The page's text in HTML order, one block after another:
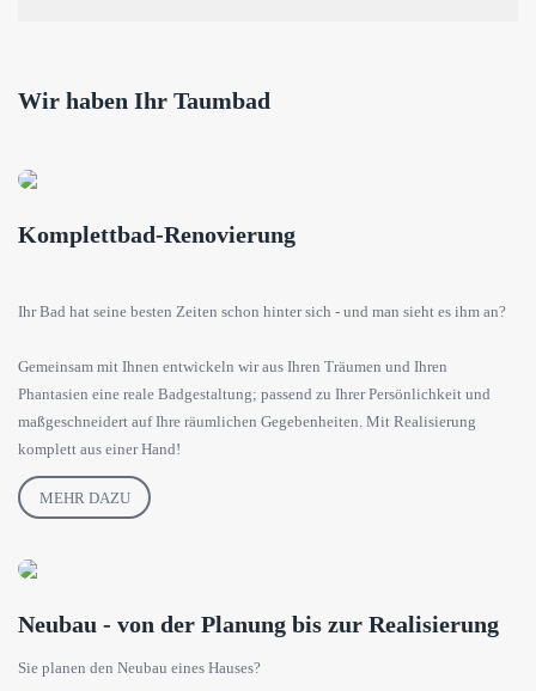
Wir haben Ihr Taumbad
Komplettbad-Renovierung
Ihr Bad hat seine besten Zeiten schon hinter sich - und man sieht es ihm an?
Gemeinsam mit Ihnen entwickeln wir aus Ihren Träumen und Ihren
Phantasien eine reale Badgestaltung; passend zu Ihrer Persönlichkeit und
maßgeschneidert auf Ihre räumlichen Gegebenheiten. Mit Realisierung
komplett aus einer Hand!
MEHR DAZU
Neubau - von der Planung bis zur Realisierung
Sie planen den Neubau eines Hauses?